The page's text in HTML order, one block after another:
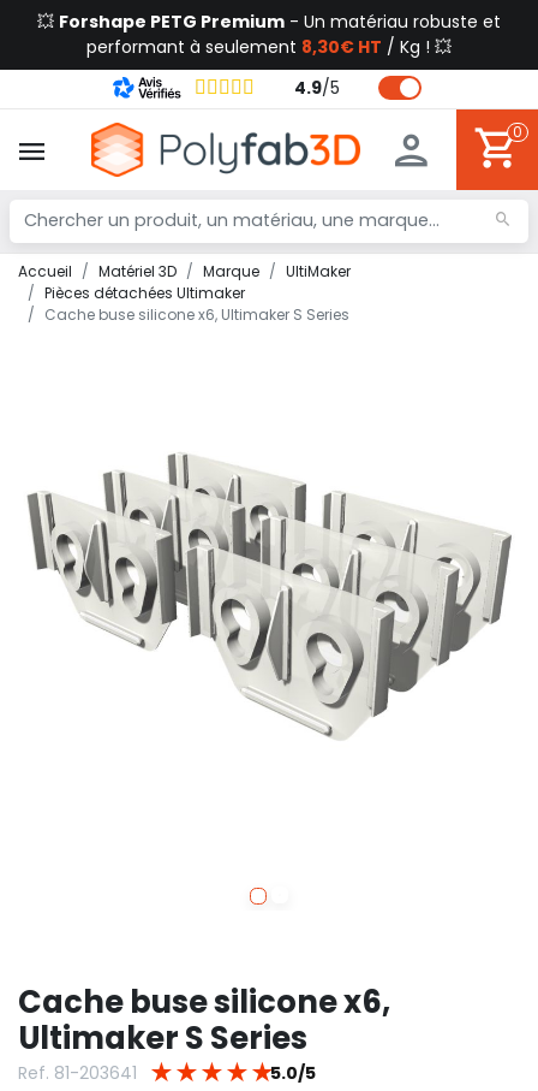
💥 Forshape PETG Premium - Un matériau robuste et
performant à seulement 8,30€ HT / Kg ! 💥
4.9/5
0
Accueil Matériel 3D Marque
UltiMaker
Pièces détachées Ultimaker
Cache buse silicone x6, Ultimaker S Series
Cache buse silicone x6,
Ultimaker S Series
Ref. 81-203641 ★ ★ ★ ★ ★5.0/5